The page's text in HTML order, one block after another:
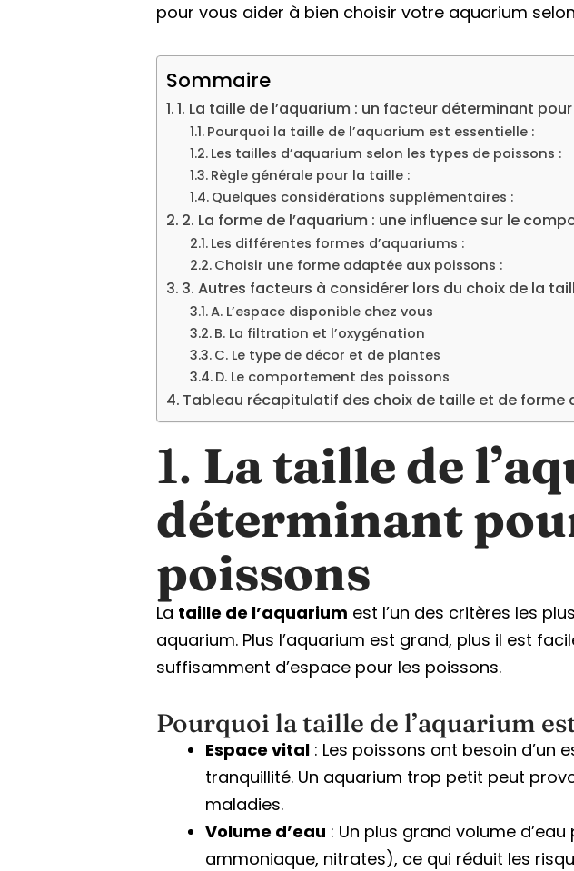
pour vous aider à bien choisir votre aquarium
Sommaire
1. La taille de l’aquarium : un facteur déterminant
Pourquoi la taille de l’aquarium est essentielle :
Les tailles d’aquarium selon les types de poissons :
Règle générale pour la taille :
Quelques considérations supplémentaires :
2. La forme de l’aquarium : une influence sur le
Les différentes formes d’aquariums :
Choisir une forme adaptée aux poissons :
3. Autres facteurs à considérer lors du choix de la
A. L’espace disponible chez vous
B. La filtration et l’oxygénation
C. Le type de décor et de plantes
D. Le comportement des poissons
Tableau récapitulatif des choix de taille et de forme
1. La taille de
déterminant
poissons
La taille de l’aquarium est l’un des critères les
aquarium. Plus l’aquarium est grand, plus il est
suffisamment d’espace pour les poissons.
Pourquoi la taille de l’aquarium
Espace vital : Les poissons ont besoin
tranquillité. Un aquarium trop petit peut
maladies.
Volume d’eau : Un plus grand volume
ammoniaque, nitrates), ce qui réduit les